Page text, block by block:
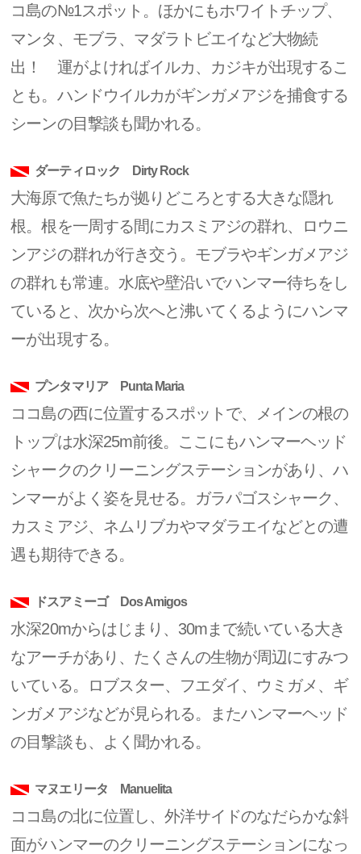
コ島の№1スポット。ほかにもホワイトチップ、
マンタ、モブラ、マダラトビエイなど大物続
出！ 運がよければイルカ、カジキが出現するこ
とも。ハンドウイルカがギンガメアジを捕食する
シーンの目撃談も聞かれる。
ダーティロック Dirty Rock
大海原で魚たちが拠りどころとする大きな隠れ
根。根を一周する間にカスミアジの群れ、ロウニ
ンアジの群れが行き交う。モブラやギンガメアジ
の群れも常連。水底や壁沿いでハンマー待ちをし
ていると、次から次へと沸いてくるようにハンマ
ーが出現する。
プンタマリア Punta Maria
ココ島の西に位置するスポットで、メインの根の
トップは水深25m前後。ここにもハンマーヘッド
シャークのクリーニングステーションがあり、ハ
ンマーがよく姿を見せる。ガラパゴスシャーク、
カスミアジ、ネムリブカやマダラエイなどとの遭
遇も期待できる。
ドスアミーゴ Dos Amigos
水深20mからはじまり、30mまで続いている大き
なアーチがあり、たくさんの生物が周辺にすみつ
いている。ロブスター、フエダイ、ウミガメ、ギ
ンガメアジなどが見られる。またハンマーヘッド
の目撃談も、よく聞かれる。
マヌエリータ Manuelita
ココ島の北に位置し、外洋サイドのなだらかな斜
面がハンマーのクリーニングステーションになっ